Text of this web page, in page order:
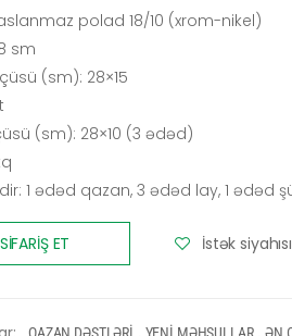
polad 18/10 (xrom-nikel)
sm
(sm): 28×15
(sm): 28×10 (3 ədəd)
1 ədəd qazan, 3 ədəd lay, 1 ədəd
SİFARİŞ ET İstək
QAZAN DƏSTLƏRİ YENİ MƏHSULLAR ƏN